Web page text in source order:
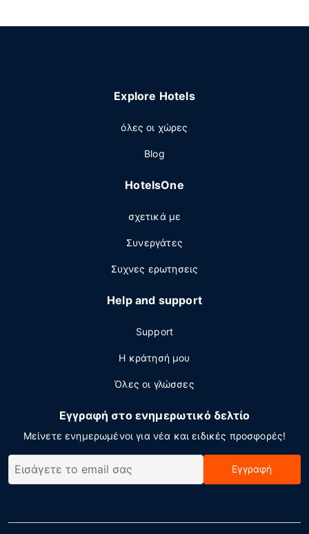
Explore Hotels
όλες οι χώρες
Blog
HotelsOne
σχετικά με
Συνεργάτες
Συχνες ερωτησεις
Help and support
Support
Η κράτησή μου
Όλες οι γλώσσες
Εγγραφή στο ενημερωτικό δελτίο
Μείνετε ενημερωμένοι για νέα και ειδικές προσφορές!
Εγγραφή